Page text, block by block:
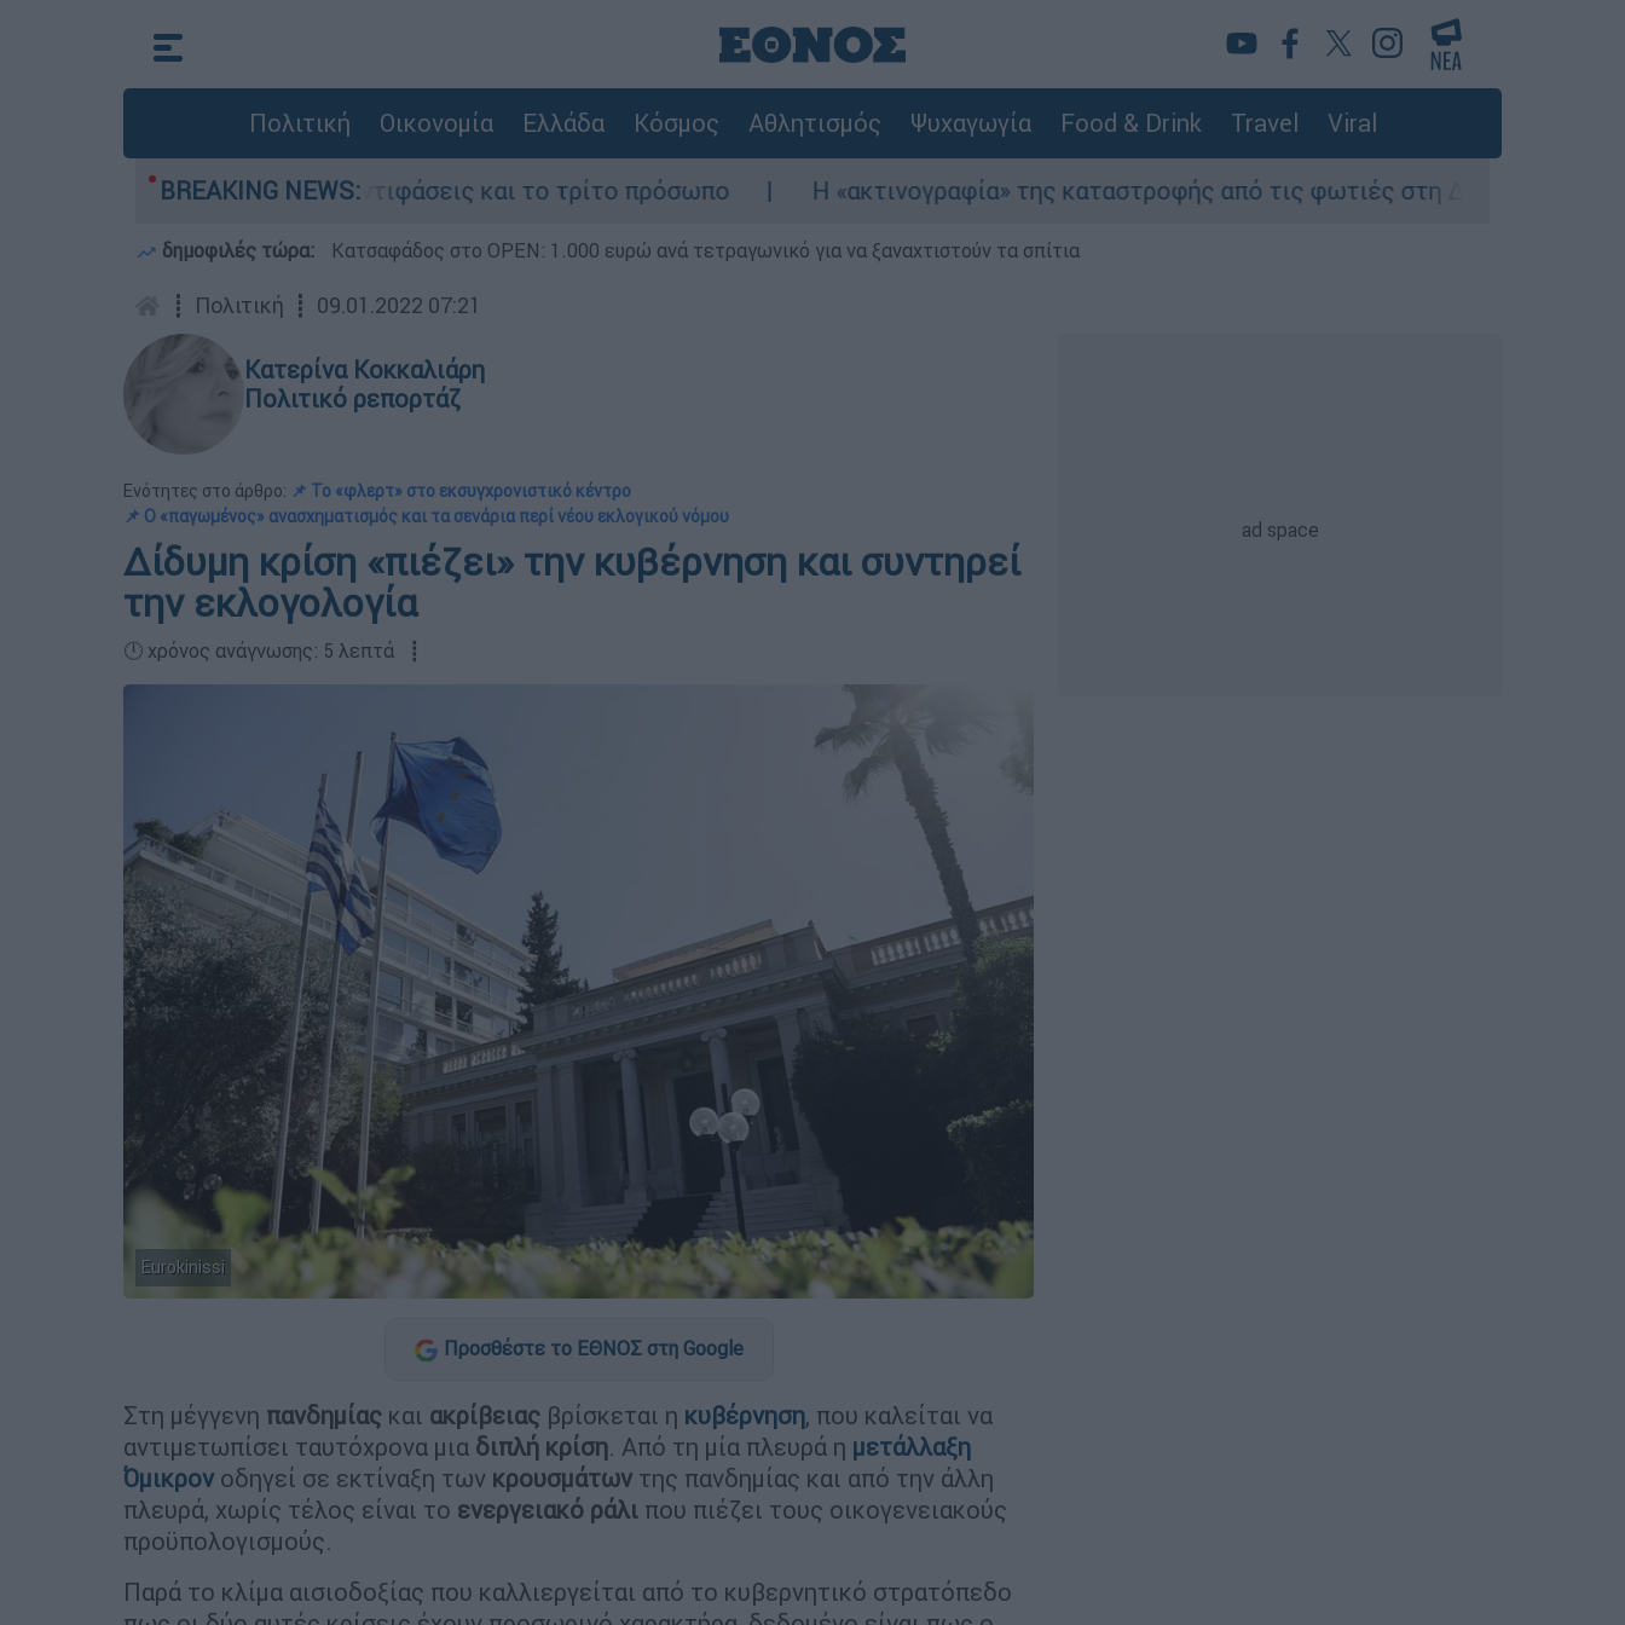
Πολιτική Οικονομία Ελλάδα Κόσμος Αθλητισμός Ψυχαγωγία Food & Drink Travel Viral
BREAKING NEWS:
Κυψέλη: Οι αντιφάσεις και το τρίτο πρόσωπο Η «ακτινογραφία» της καταστροφής από τις φωτιές στη Δυτική Αττική - Οι εκτάσεις
δημοφιλές τώρα: Κατσαφάδος στο OPEN: 1.000 ευρώ ανά τετραγωνικό για να ξαναχτιστούν τα σπίτια
┋ Πολιτική ┋ 09.01.2022 07:21
Κατερίνα Κοκκαλιάρη
Πολιτικό ρεπορτάζ
Ενότητες στο άρθρο: 📌 Το «φλερτ» στο εκσυγχρονιστικό κέντρο
📌 Ο «παγωμένος» ανασχηματισμός και τα σενάρια περί νέου εκλογικού νόμου
Δίδυμη κρίση «πιέζει» την κυβέρνηση και συντηρεί
την εκλογολογία
🕛 χρόνος ανάγνωσης: 5 λεπτά ┋
Eurokinissi
Προσθέστε το ΕΘΝΟΣ στη Google
Στη μέγγενη πανδημίας και ακρίβειας βρίσκεται η κυβέρνηση, που καλείται να
αντιμετωπίσει ταυτόχρονα μια διπλή κρίση. Από τη μία πλευρά η μετάλλαξη
Όμικρονοδηγεί σε εκτίναξη των κρουσμάτων της πανδημίας και από την άλλη
πλευρά, χωρίς τέλος είναι το ενεργειακό ράλι που πιέζει τους οικογενειακούς
προϋπολογισμούς.
Παρά το κλίμα αισιοδοξίας που καλλιεργείται από το κυβερνητικό στρατόπεδο